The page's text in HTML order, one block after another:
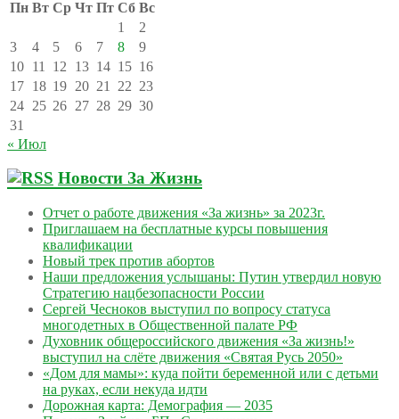
Пн Вт Ср Чт Пт Сб Вс
1
2
3
4 5 6 7 8
9
10 11 12 13 14 15 16
17 18 19 20 21 22 23
24 25 26 27 28 29 30
31
« Июл
Новости За Жизнь
Отчет о работе движения «За жизнь» за 2023г.
Приглашаем на бесплатные курсы повышения
квалификации
Новый трек против абортов
Наши предложения услышаны: Путин утвердил новую
Стратегию нацбезопасности России
Сергей Чесноков выступил по вопросу статуса
многодетных в Общественной палате РФ
Духовник общероссийского движения «За жизнь!»
выступил на слёте движения «Святая Русь 2050»
«Дом для мамы»: куда пойти беременной или с детьми
на руках, если некуда идти
Дорожная карта: Демография — 2035